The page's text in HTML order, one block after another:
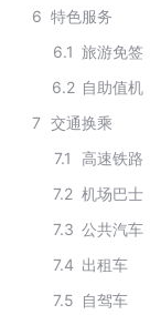
6 特色服务
6.1 旅游免签
6.2 自助值机
7 交通换乘
7.1
高速铁路
7.2 机场巴士
7.3 公共汽车
7.4 出租车
7.5 自驾车